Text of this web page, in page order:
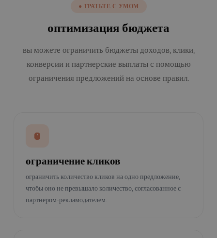
● ТРАТЬТЕ С УМОМ
оптимизация бюджета
вы можете ограничить бюджеты доходов, клики,
конверсии и партнерские выплаты с помощью
ограничения предложений на основе правил.
ограничение кликов
ограничить количество кликов на одно предложение,
чтобы оно не превышало количество, согласованное с
партнером-рекламодателем.